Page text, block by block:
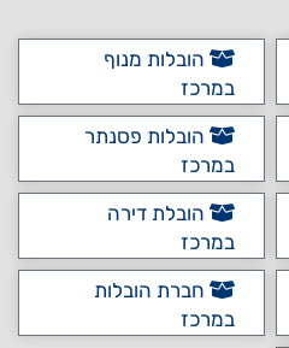
הובלות מנוף
במרכז
הובלות פסנתר
במרכז
הובלת דירה
במרכז
חברת הובלות
במרכז